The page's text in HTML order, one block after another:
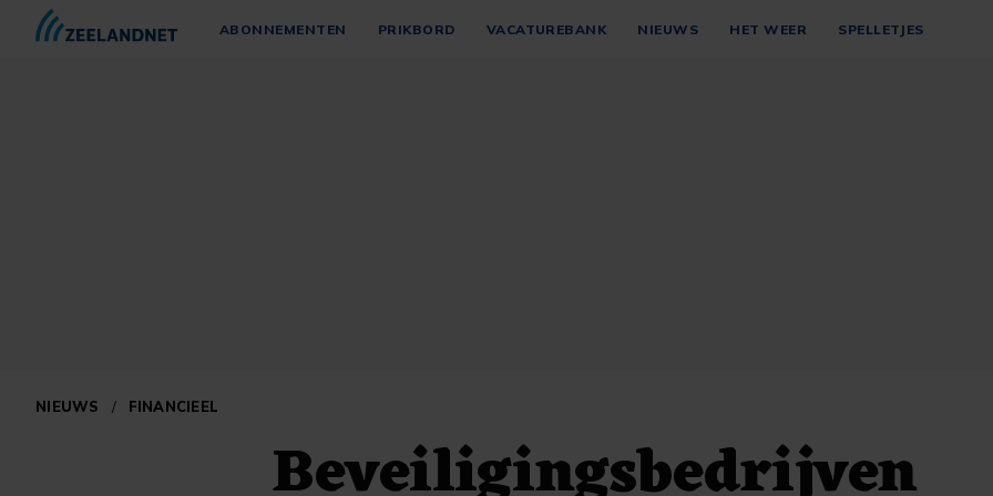
ABONNEMENTEN PRIKBORD VACATUREBANK NIEUWS HET WEER SPELLETJES
NIEUWS / FINANCIEEL